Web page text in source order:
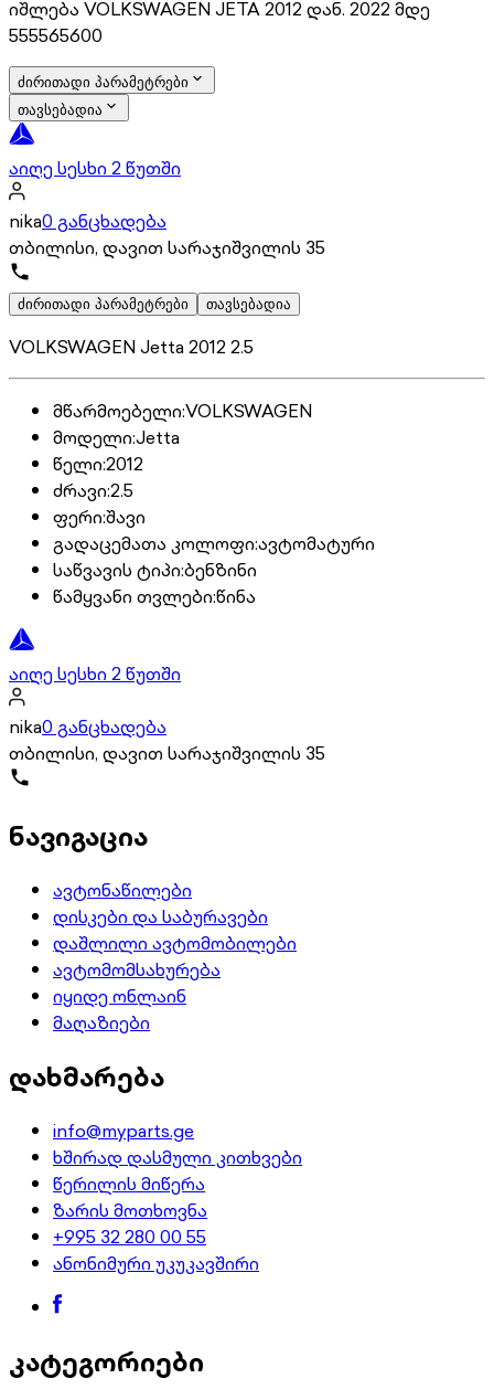
იშლება VOLKSWAGEN JETA 2012 დან. 2022 მდე
555565600
ძირითადი პარამეტრები
თავსებადია
აიღე სესხი 2 წუთში
nika0 განცხადება
თბილისი, დავით სარაჯიშვილის 35
ძირითადი პარამეტრები თავსებადია
VOLKSWAGEN Jetta 2012 2.5
მწარმოებელი:VOLKSWAGEN
მოდელი:Jetta
წელი:2012
ძრავი:2.5
ფერი:შავი
გადაცემათა კოლოფი:ავტომატური
საწვავის ტიპი:ბენზინი
წამყვანი თვლები:წინა
აიღე სესხი 2 წუთში
nika0 განცხადება
თბილისი, დავით სარაჯიშვილის 35
ნავიგაცია
ავტონაწილები
დისკები და საბურავები
დაშლილი ავტომობილები
ავტომომსახურება
იყიდე ონლაინ
მაღაზიები
დახმარება
info@myparts.ge
ხშირად დასმული კითხვები
წერილის მიწერა
ზარის მოთხოვნა
+995 32 280 00 55
ანონიმური უკუკავშირი
კატეგორიები